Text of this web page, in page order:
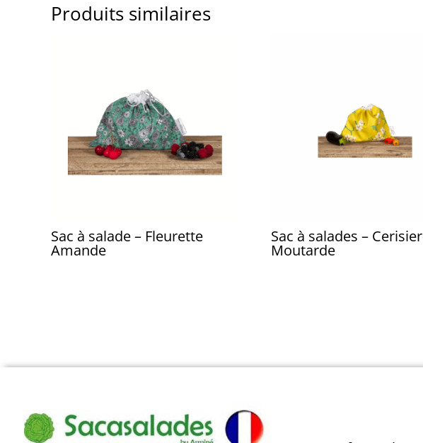
Produits similaires
Sac à salade – Fleurette
Amande
Sac à salades – Cerisier
Moutarde